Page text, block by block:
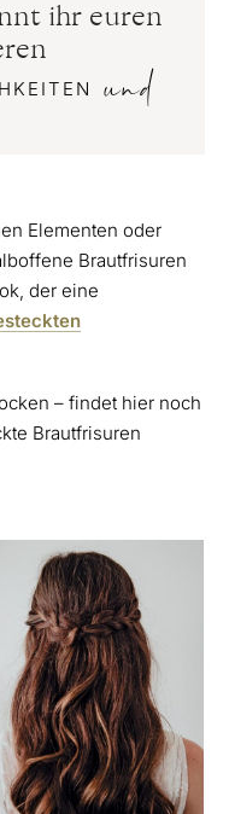
ihr euren
und
Elementen oder
Brautfrisuren
der eine
– findet hier noch
Brautfrisuren